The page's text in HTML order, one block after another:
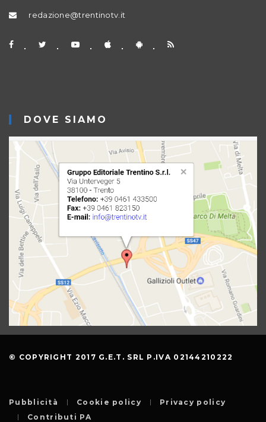
redazione@trentinotv.it
DOVE SIAMO
© COPYRIGHT 2017 G.E.T. SRL P.IVA 02144210222
Pubblicità Cookie policy
Privacy policy
Contributi PA